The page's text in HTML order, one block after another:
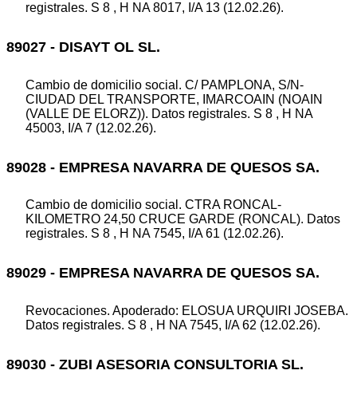
registrales. S 8 , H NA 8017, I/A 13 (12.02.26).
89027 - DISAYT OL SL.
Cambio de domicilio social. C/ PAMPLONA, S/N-
CIUDAD DEL TRANSPORTE, IMARCOAIN (NOAIN
(VALLE DE ELORZ)). Datos registrales. S 8 , H NA
45003, I/A 7 (12.02.26).
89028 - EMPRESA NAVARRA DE QUESOS SA.
Cambio de domicilio social. CTRA RONCAL-
KILOMETRO 24,50 CRUCE GARDE (RONCAL). Datos
registrales. S 8 , H NA 7545, I/A 61 (12.02.26).
89029 - EMPRESA NAVARRA DE QUESOS SA.
Revocaciones. Apoderado: ELOSUA URQUIRI JOSEBA.
Datos registrales. S 8 , H NA 7545, I/A 62 (12.02.26).
89030 - ZUBI ASESORIA CONSULTORIA SL.